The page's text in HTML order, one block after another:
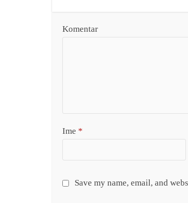
Komentar
Ime *
Save my name, email, and